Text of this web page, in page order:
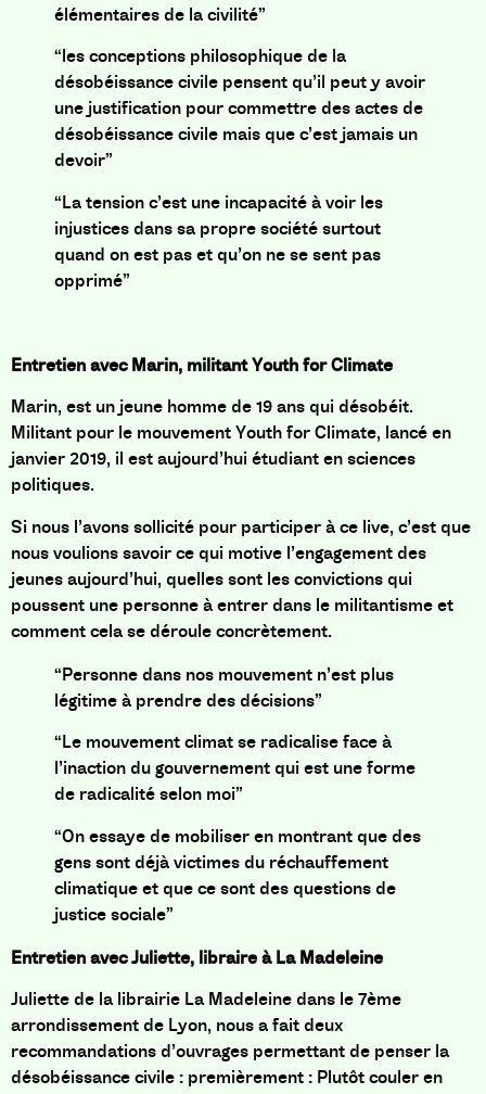
élémentaires de la civilité”
“les conceptions philosophique de la
désobéissance civile pensent qu’il peut y avoir
une justification pour commettre des actes de
désobéissance civile mais que c’est jamais un
devoir”
“La tension c’est une incapacité à voir les
injustices dans sa propre société surtout
quand on est pas et qu’on ne se sent pas
opprimé”
Entretien avecMarin, militant Youth for Climate
Marin, est un jeune homme de 19 ans qui désobéit.
Militant pour le mouvement Youth for Climate, lancé en
janvier 2019, il est aujourd’hui étudiant en sciences
politiques.
Si nous l’avons sollicité pour participer à ce live, c’est que
nous voulions savoir ce qui motive l’engagement des
jeunes aujourd’hui, quelles sont les convictions qui
poussent une personne à entrer dans le militantisme et
comment cela se déroule concrètement.
“Personne dans nos mouvement n’est plus
légitime à prendre des décisions”
“Le mouvement climat se radicalise face à
l’inaction du gouvernement qui est une forme
de radicalité selon moi”
“On essaye de mobiliser en montrant que des
gens sont déjà victimes du réchauffement
climatique et que ce sont des questions de
justice sociale”
Entretien avec Juliette, libraire à La Madeleine
Juliette de la librairie La Madeleine dans le 7ème
arrondissement de Lyon, nous a fait deux
recommandations d’ouvrages permettant de penser la
désobéissance civile : premièrement : Plutôt couler en